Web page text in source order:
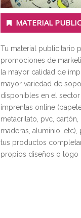
MATERIAL
Tu material publicitario
promociones de
la mayor calidad de
mayor variedad de
disponibles en el sector
imprentas online
metacrilato, pvc, cartón,
maderas, aluminio,
tus productos
propios diseños o logo